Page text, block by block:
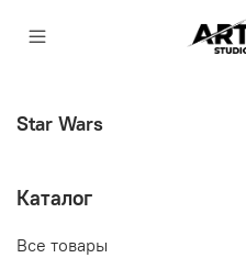
Star Wars
Каталог
Все товары